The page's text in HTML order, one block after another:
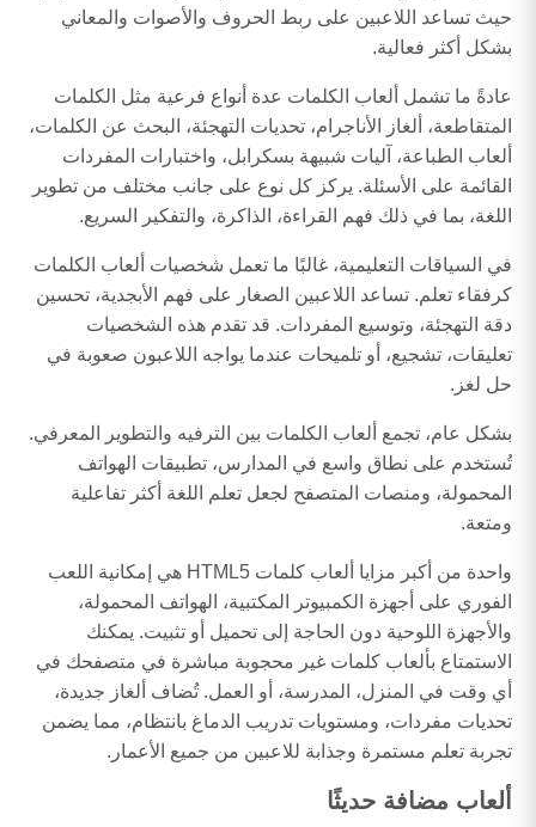
حيث تساعد اللاعبين على ربط الحروف والأصوات والمعاني
بشكل أكثر فعالية.
عادةً ما تشمل ألعاب الكلمات عدة أنواع فرعية مثل الكلمات
المتقاطعة، ألغاز الأناجرام، تحديات التهجئة، البحث عن الكلمات،
ألعاب الطباعة، آليات شبيهة بسكرابل، واختبارات المفردات
القائمة على الأسئلة. يركز كل نوع على جانب مختلف من تطوير
اللغة، بما في ذلك فهم القراءة، الذاكرة، والتفكير السريع.
في السياقات التعليمية، غالبًا ما تعمل شخصيات ألعاب الكلمات
كرفقاء تعلم. تساعد اللاعبين الصغار على فهم الأبجدية، تحسين
دقة التهجئة، وتوسيع المفردات. قد تقدم هذه الشخصيات
تعليقات، تشجيع، أو تلميحات عندما يواجه اللاعبون صعوبة في
حل لغز.
بشكل عام، تجمع ألعاب الكلمات بين الترفيه والتطوير المعرفي.
تُستخدم على نطاق واسع في المدارس، تطبيقات الهواتف
المحمولة، ومنصات المتصفح لجعل تعلم اللغة أكثر تفاعلية
ومتعة.
واحدة من أكبر مزايا ألعاب كلمات HTML5 هي إمكانية اللعب
الفوري على أجهزة الكمبيوتر المكتبية، الهواتف المحمولة،
والأجهزة اللوحية دون الحاجة إلى تحميل أو تثبيت. يمكنك
الاستمتاع بألعاب كلمات غير محجوبة مباشرة في متصفحك في
أي وقت في المنزل، المدرسة، أو العمل. تُضاف ألغاز جديدة،
تحديات مفردات، ومستويات تدريب الدماغ بانتظام، مما يضمن
تجربة تعلم مستمرة وجذابة للاعبين من جميع الأعمار.
ألعاب مضافة حديثًا